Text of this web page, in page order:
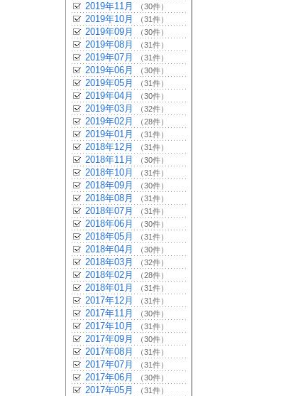
2019年11月 （30件）
2019年10月 （31件）
2019年09月 （30件）
2019年08月 （31件）
2019年07月 （31件）
2019年06月 （30件）
2019年05月 （31件）
2019年04月 （30件）
2019年03月 （32件）
2019年02月 （28件）
2019年01月 （31件）
2018年12月 （31件）
2018年11月 （30件）
2018年10月 （31件）
2018年09月 （30件）
2018年08月 （31件）
2018年07月 （31件）
2018年06月 （30件）
2018年05月 （31件）
2018年04月 （30件）
2018年03月 （32件）
2018年02月 （28件）
2018年01月 （31件）
2017年12月 （31件）
2017年11月 （30件）
2017年10月 （31件）
2017年09月 （30件）
2017年08月 （31件）
2017年07月 （31件）
2017年06月 （30件）
2017年05月 （31件）